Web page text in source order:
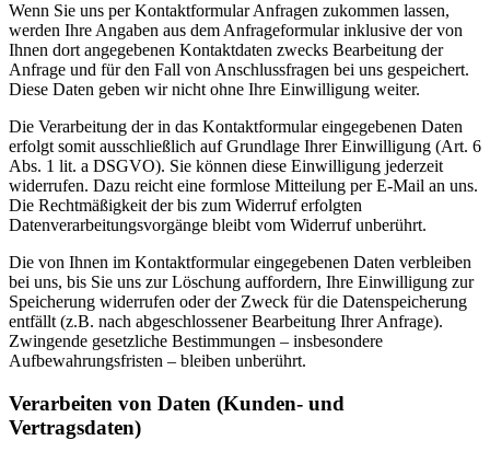
Wenn Sie uns per Kontaktformular Anfragen zukommen lassen,
werden Ihre Angaben aus dem Anfrageformular inklusive der von
Ihnen dort angegebenen Kontaktdaten zwecks Bearbeitung der
Anfrage und für den Fall von Anschlussfragen bei uns gespeichert.
Diese Daten geben wir nicht ohne Ihre Einwilligung weiter.
Die Verarbeitung der in das Kontaktformular eingegebenen Daten
erfolgt somit ausschließlich auf Grundlage Ihrer Einwilligung (Art. 6
Abs. 1 lit. a DSGVO). Sie können diese Einwilligung jederzeit
widerrufen. Dazu reicht eine formlose Mitteilung per E-Mail an uns.
Die Rechtmäßigkeit der bis zum Widerruf erfolgten
Datenverarbeitungsvorgänge bleibt vom Widerruf unberührt.
Die von Ihnen im Kontaktformular eingegebenen Daten verbleiben
bei uns, bis Sie uns zur Löschung auffordern, Ihre Einwilligung zur
Speicherung widerrufen oder der Zweck für die Datenspeicherung
entfällt (z.B. nach abgeschlossener Bearbeitung Ihrer Anfrage).
Zwingende gesetzliche Bestimmungen – insbesondere
Aufbewahrungsfristen – bleiben unberührt.
Verarbeiten von Daten (Kunden- und
Vertragsdaten)